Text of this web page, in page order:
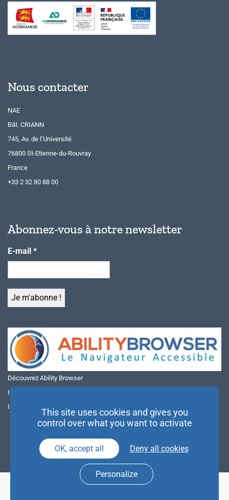
Nous contacter
NAE
Bât. CRIANN
745, Av. de l’Université
76800 St-Etienne-du-Rouvray
France
+33 2 32 80 88 00
Abonnez-vous à notre newsletter
E-mail *
Découvrez Ability Browser
Installer Ability Browser sur Windows
Installer Ability Browser sur Mac
This site uses cookies and gives you
control over what you want to activate
OK, accept all Deny all cookies
Personalize